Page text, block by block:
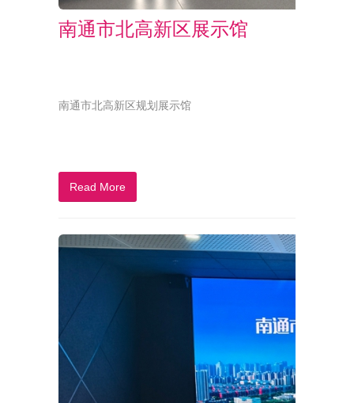
南通市北高新区展示馆
南通市北高新区规划展示馆
Read More